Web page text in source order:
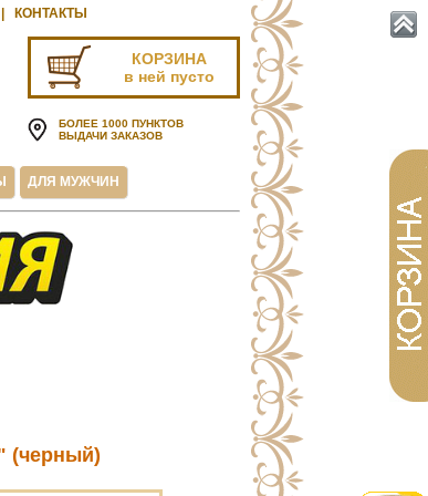
КОНТАКТЫ
КОРЗИНА
в ней пусто
БОЛЕЕ 1000 ПУНКТОВ
ВЫДАЧИ ЗАКАЗОВ
ДЛЯ МУЖЧИН
(черный)